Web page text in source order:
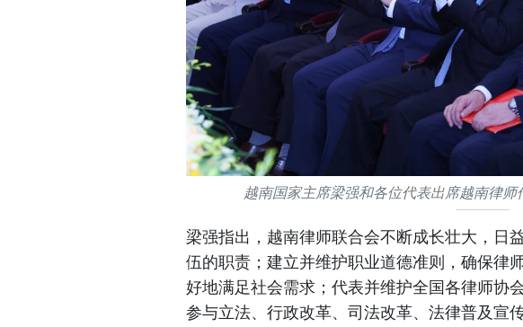
越南国家主席梁强和各位代表出席越南律
梁强指出，越南律师联合会不断成长壮大，日
伍的职责；建立并维护职业道德准则，确保律
好地满足社会需求；代表并维护全国各律师协
参与立法、行政改革、司法改革、法律普及宣